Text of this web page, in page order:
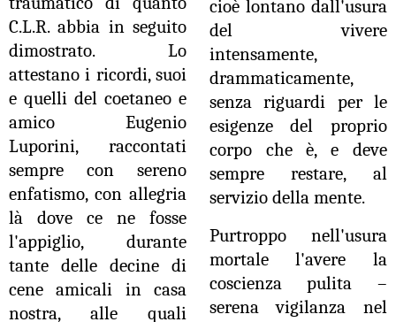
C.L.R. abbia in seguito
dimostrato. Lo
attestano i ricordi, suoi
e quelli del coetaneo e
amico Eugenio
Luporini, raccontati
sempre con sereno
enfatismo, con allegria
là dove ce ne fosse
l'appiglio, durante
tante delle decine di
cene amicali in casa
nostra, alle quali
cioè lontano dall'usura
del vivere
intensamente,
drammaticamente,
senza riguardi per le
esigenze del proprio
corpo che è, e deve
sempre restare, al
servizio della mente.
Purtroppo nell'usura
mortale l'avere la
coscienza pulita –
serena vigilanza nel